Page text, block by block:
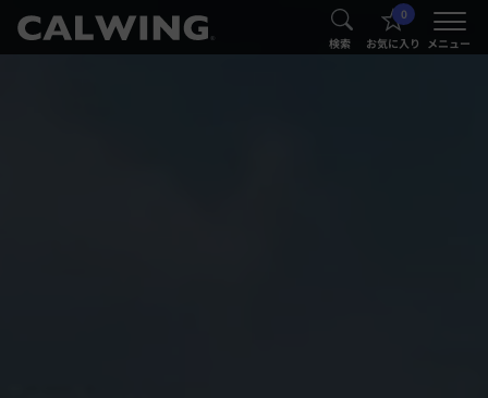
® 検索
0
お気に入り メニュー
®